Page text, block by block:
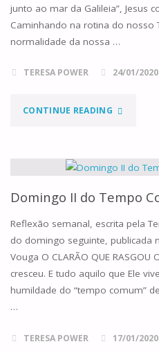
junto ao mar da Galileia”, Jesus
Caminhando na rotina do nosso
normalidade da nossa …
TERESA POWER 24/01/2020
CONTINUE READING"DOMINGO
DO
TEMPO
COMUM,
ANO
A"
Domingo II do Tempo
Reflexão semanal, escrita pela
do domingo seguinte, publicada
Vouga O CLARÃO QUE RASGOU
cresceu. E tudo aquilo que Ele
humildade do “tempo comum”
…
TERESA POWER 17/01/2020